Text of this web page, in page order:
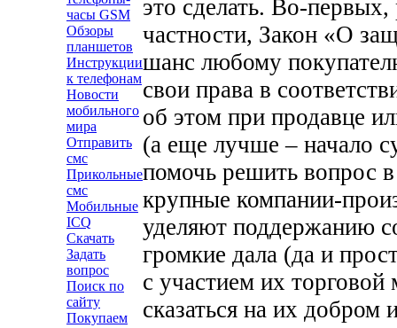
часы GSM
Обзоры
планшетов
Инструкции
к телефонам
Новости
мобильного
мира
Отправить
смс
Прикольные
смс
Мобильные
ICQ
Скачать
Задать
вопрос
Поиск по
сайту
Покупаем
это сделать. Во-первых,
частности, Закон «О
шанс любому
свои права в
об этом при продавце
(а еще лучше – начало
помочь решить вопрос
крупные компании-
уделяют поддержанию
громкие дала (да и
с участием их торговой
сказаться на их добром